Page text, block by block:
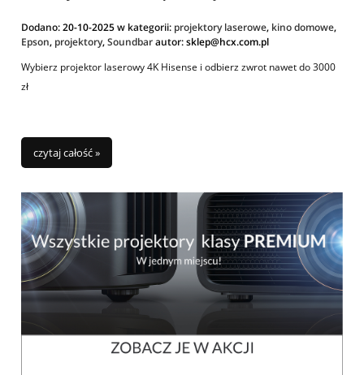
Dodano:20-10-2025w kategorii: projektory laserowe, kino domowe,
Epson, projektory,Soundbarautor:sklep@hcx.com.pl
Wybierz projektor laserowy 4K Hisense i odbierz zwrot nawet do 3000
zł
czytaj całość »